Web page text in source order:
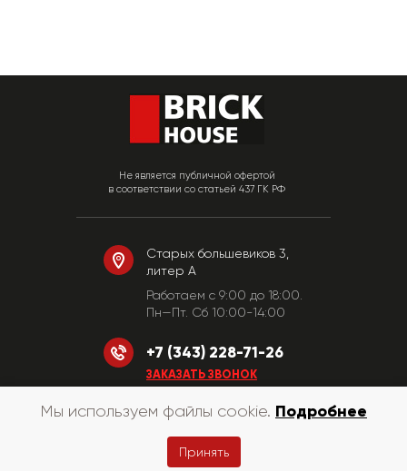
Не является публичной офертой
в соответствии со статьей 437 ГК РФ
Старых большевиков 3,
литер А
Работаем c 9:00 до 18:00.
Пн—Пт. Сб 10:00-14:00
+7 (343) 228-71-26
ЗАКАЗАТЬ ЗВОНОК
© «КирпичХаус» 2010-2026
Мы используем файлы cookie. Подробнее
Принять